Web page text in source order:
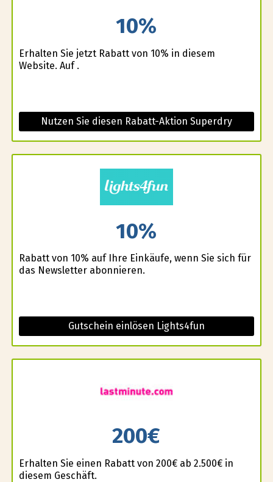
10%
Erhalten Sie jetzt Rabatt von 10% in diesem
Website. Auf .
Nutzen Sie diesen Rabatt-Aktion Superdry
10%
Rabatt von 10% auf Ihre Einkäufe, wenn Sie sich für
das Newsletter abonnieren.
Gutschein einlösen Lights4fun
200€
Erhalten Sie einen Rabatt von 200€ ab 2.500€ in
diesem Geschäft.